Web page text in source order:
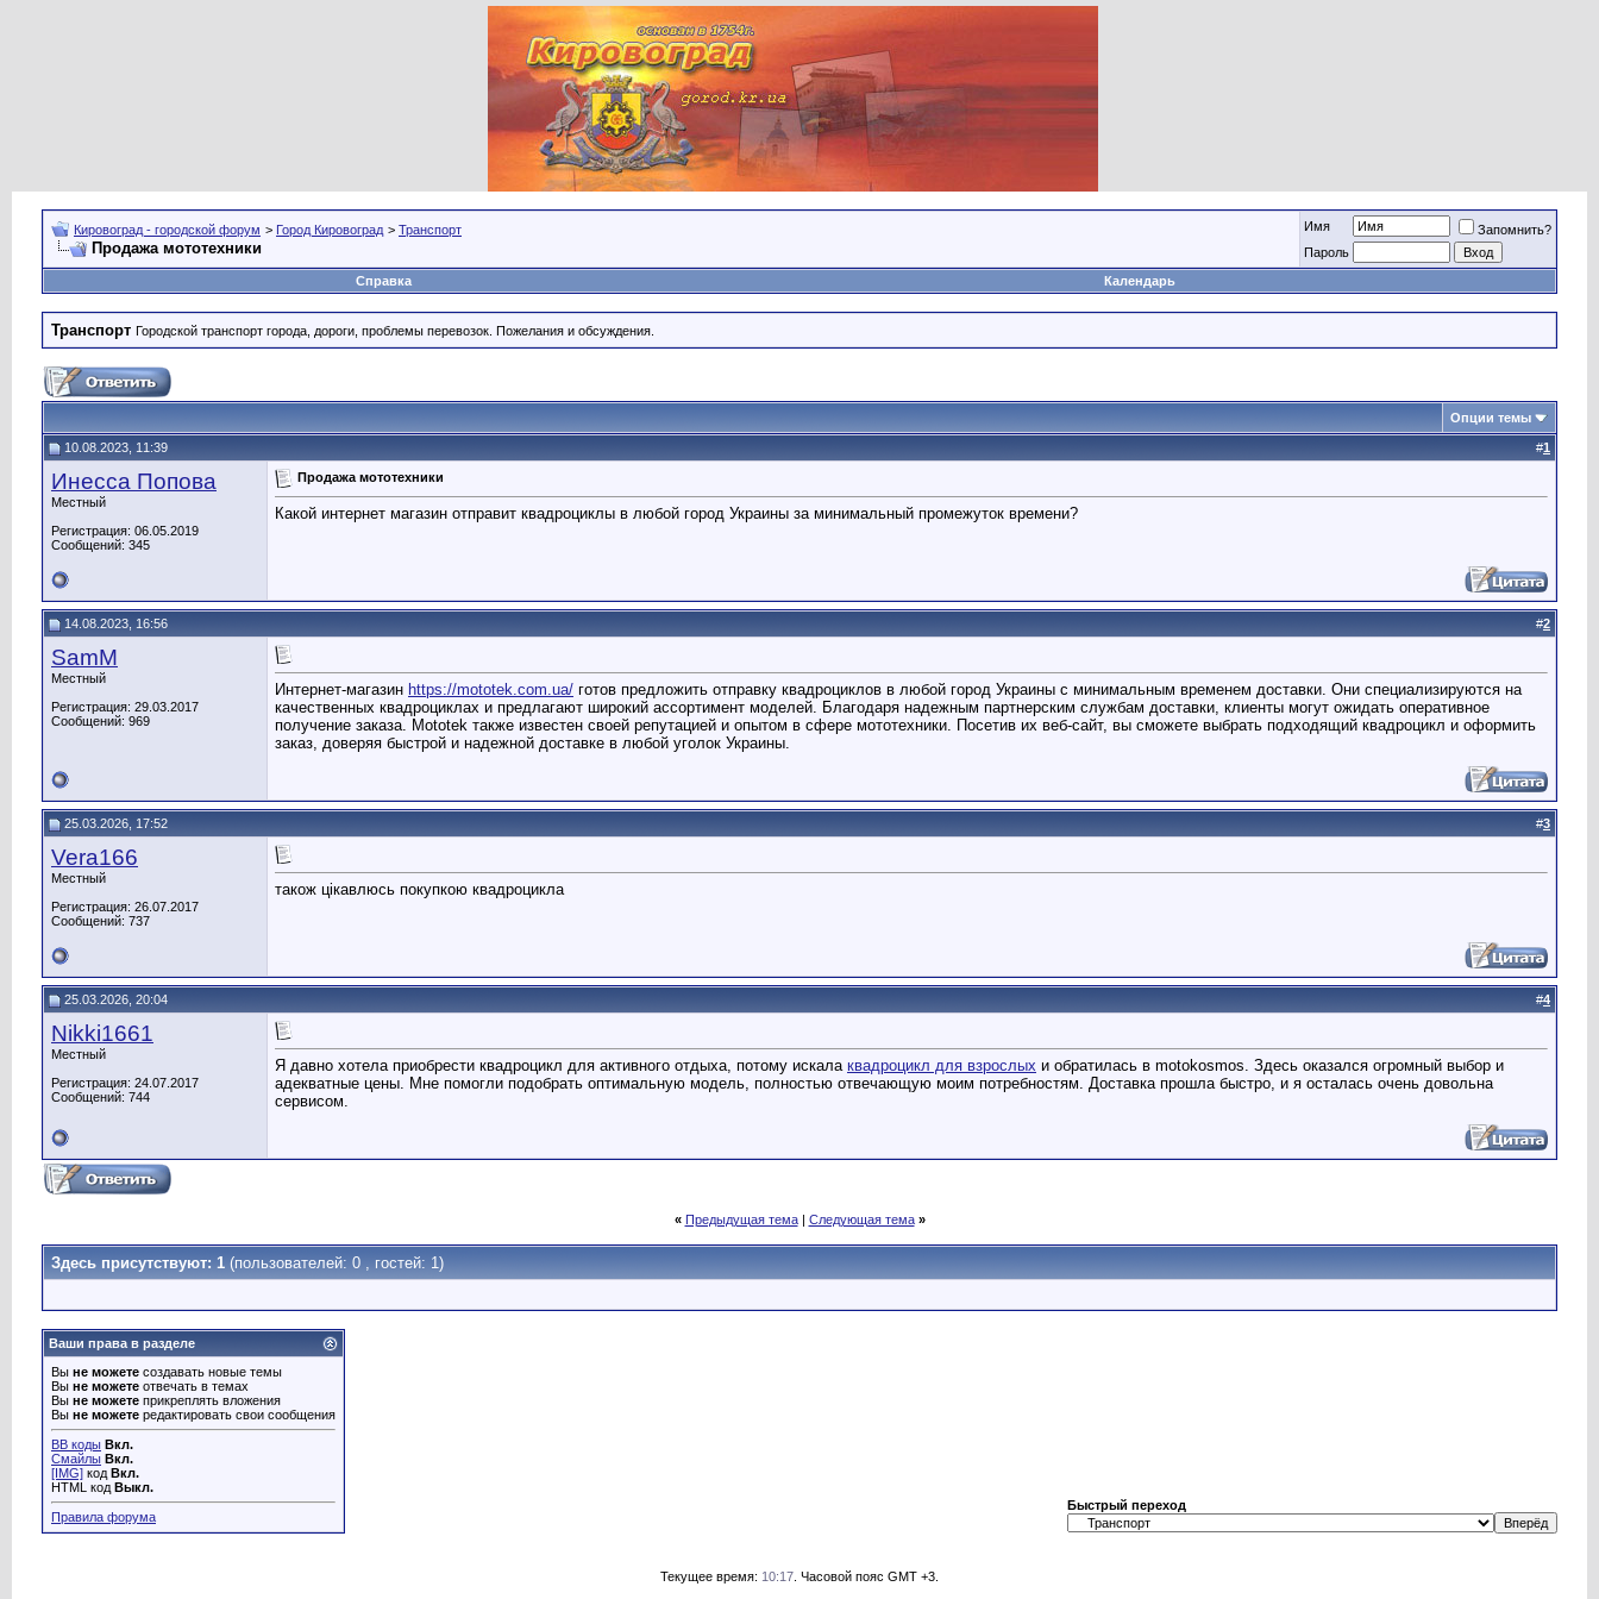
Кировоград - городской форум > Город Кировоград > Транспорт
Продажа мототехники
Имя
Запомнить?
Пароль
Справка
Календарь
Транспорт Городской транспорт города, дороги, проблемы перевозок. Пожелания и обсуждения.
Опции темы
10.08.2023, 11:39 #1
Инесса Попова
Местный
Регистрация: 06.05.2019
Сообщений: 345
Продажа мототехники
Какой интернет магазин отправит квадроциклы в любой город Украины за минимальный промежуток времени?
14.08.2023, 16:56 #2
SamM
Местный
Регистрация: 29.03.2017
Сообщений: 969
Интернет-магазин https://mototek.com.ua/ готов предложить отправку квадроциклов в любой город Украины с минимальным временем доставки. Они специализируются на
качественных квадроциклах и предлагают широкий ассортимент моделей. Благодаря надежным партнерским службам доставки, клиенты могут ожидать оперативное
получение заказа. Mototek также известен своей репутацией и опытом в сфере мототехники. Посетив их веб-сайт, вы сможете выбрать подходящий квадроцикл и оформить
заказ, доверяя быстрой и надежной доставке в любой уголок Украины.
25.03.2026, 17:52 #3
Vera166
Местный
Регистрация: 26.07.2017
Сообщений: 737
також цікавлюсь покупкою квадроцикла
25.03.2026, 20:04 #4
Nikki1661
Местный
Регистрация: 24.07.2017
Сообщений: 744
Я давно хотела приобрести квадроцикл для активного отдыха, потому искала квадроцикл для взрослых и обратилась в motokosmos. Здесь оказался огромный выбор и
адекватные цены. Мне помогли подобрать оптимальную модель, полностью отвечающую моим потребностям. Доставка прошла быстро, и я осталась очень довольна
сервисом.
« Предыдущая тема| Следующая тема »
Здесь присутствуют: 1 (пользователей: 0 , гостей: 1)
Ваши права в разделе
Вы не можете создавать новые темы
Вы не можете отвечать в темах
Вы не можете прикреплять вложения
Вы не можете редактировать свои сообщения
BB коды Вкл.
Смайлы Вкл.
[IMG] код Вкл.
HTML код Выкл.
Правила форума
Быстрый переход
Текущее время: 10:17 . Часовой пояс GMT +3.